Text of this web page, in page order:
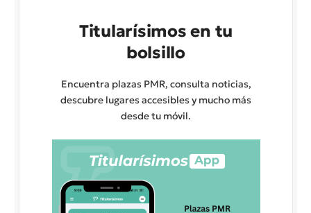
Titularísimos en tu
bolsillo
Encuentra plazas PMR, consulta noticias,
descubre lugares accesibles y mucho más
desde tu móvil.